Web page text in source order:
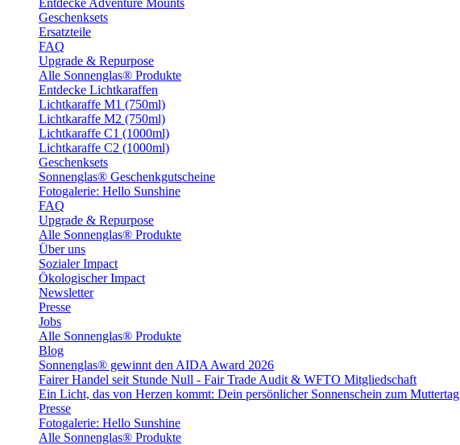
Entdecke Adventure Mounts
Geschenksets
Ersatzteile
FAQ
Upgrade & Repurpose
Alle Sonnenglas® Produkte
Entdecke Lichtkaraffen
Lichtkaraffe M1 (750ml)
Lichtkaraffe M2 (750ml)
Lichtkaraffe C1 (1000ml)
Lichtkaraffe C2 (1000ml)
Geschenksets
Sonnenglas® Geschenkgutscheine
Fotogalerie: Hello Sunshine
FAQ
Upgrade & Repurpose
Alle Sonnenglas® Produkte
Über uns
Sozialer Impact
Ökologischer Impact
Newsletter
Presse
Jobs
Alle Sonnenglas® Produkte
Blog
Sonnenglas® gewinnt den AIDA Award 2026
Fairer Handel seit Stunde Null - Fair Trade Audit & WFTO Mitgliedschaft
Ein Licht, das von Herzen kommt: Dein persönlicher Sonnenschein zum Muttertag
Presse
Fotogalerie: Hello Sunshine
Alle Sonnenglas® Produkte